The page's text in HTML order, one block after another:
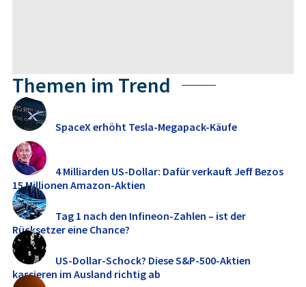
Themen im Trend
SpaceX erhöht Tesla-Megapack-Käufe
4 Milliarden US-Dollar: Dafür verkauft Jeff Bezos
15 Millionen Amazon-Aktien
Tag 1 nach den Infineon-Zahlen – ist der
Rücksetzer eine Chance?
US-Dollar-Schock? Diese S&P-500-Aktien
kassieren im Ausland richtig ab